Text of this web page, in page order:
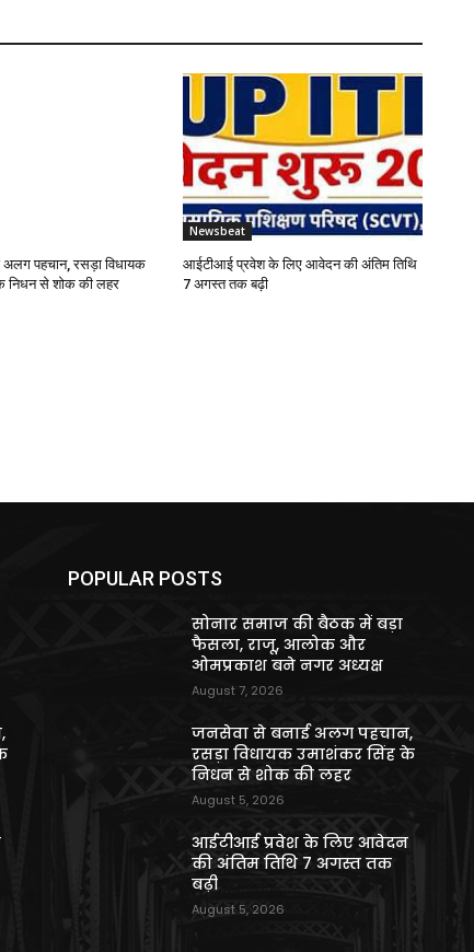
पहचान, रसड़ा विधायक
निधन से शोक की लहर
Newsbeat
आईटीआई प्रवेश के लिए आवेदन की अंतिम तिथि
7 अगस्त तक बढ़ी
POPULAR POSTS
सोनार समाज की बैठक में बड़ा
फैसला, राजू, आलोक और
ओमप्रकाश बने नगर अध्यक्ष
August 7, 2026
जनसेवा से बनाई अलग पहचान,
रसड़ा विधायक उमाशंकर सिंह के
निधन से शोक की लहर
August 5, 2026
आईटीआई प्रवेश के लिए आवेदन
की अंतिम तिथि 7 अगस्त तक
बढ़ी
August 5, 2026